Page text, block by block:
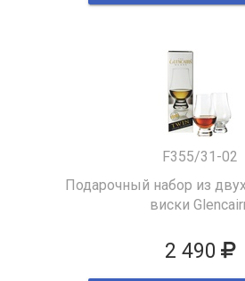
F355/31-02
Подарочный набор из
виски
2 490